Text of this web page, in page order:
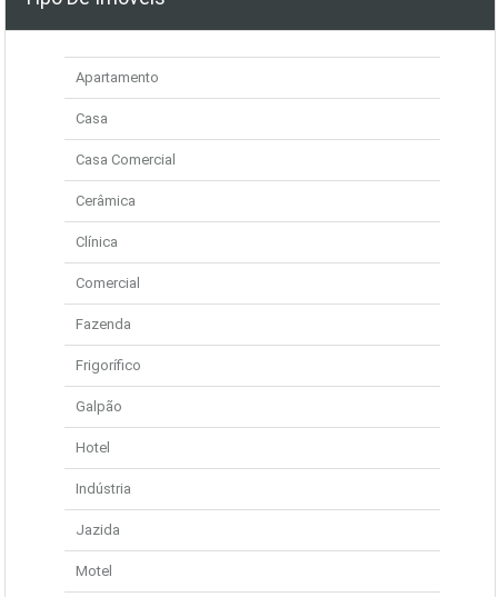
Apartamento
Casa
Casa Comercial
Cerâmica
Clínica
Comercial
Fazenda
Frigorífico
Galpão
Hotel
Indústria
Jazida
Motel